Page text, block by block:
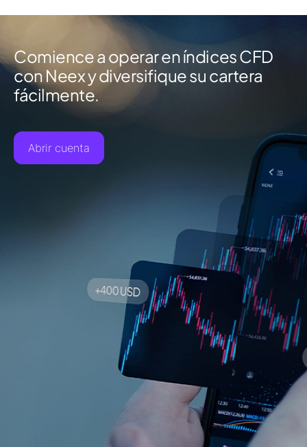
Comience a operar en índices CFD
con Neex y diversifique su cartera
fácilmente.
Abrir cuenta